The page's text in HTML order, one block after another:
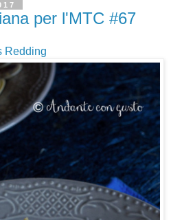
per l'MTC #67
Redding